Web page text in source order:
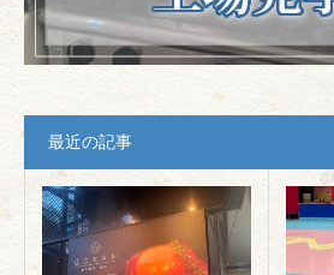
最近の記事